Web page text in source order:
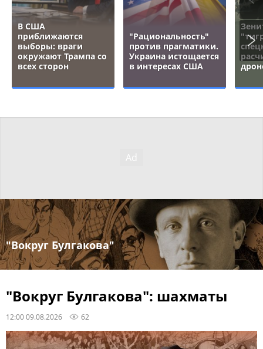
В США
приближаются
выборы: враги
окружают Трампа со
всех сторон
"Рациональность"
против прагматики.
Украина истощается
в интересах США
"Вокруг Булгакова"
"Вокруг Булгакова": шахматы
12:00 09.08.2026 62